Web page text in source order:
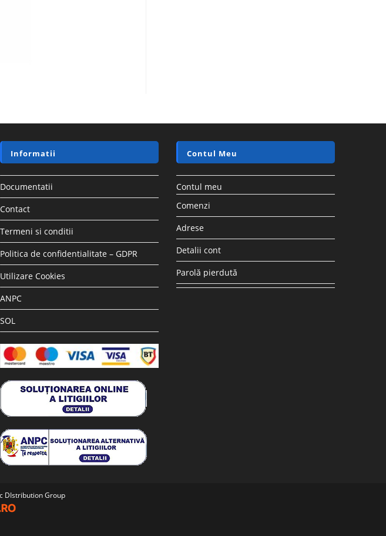
Informatii
Documentatii
Contact
Termeni si conditii
Politica de confidentialitate – GDPR
Utilizare Cookies
ANPC
SOL
Contul Meu
Contul meu
Comenzi
Adrese
Detalii cont
Parolă pierdută
DIstribution Group